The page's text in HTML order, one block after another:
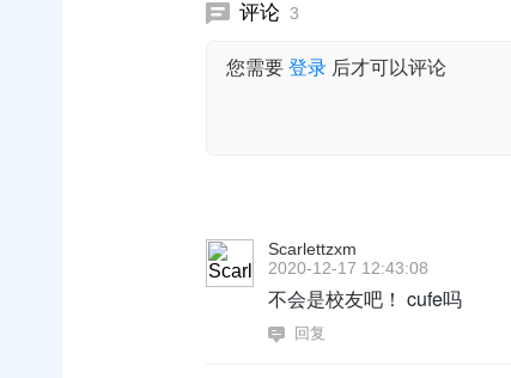
评论 3
您需要 登录 后才可以评论
Scarlettzxm
2020-12-17 12:43:08
不会是校友吧！ cufe吗
回复